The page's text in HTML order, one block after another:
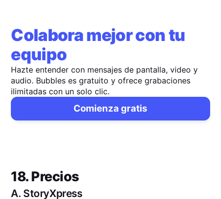
Colabora mejor con tu
equipo
Hazte entender con mensajes de pantalla, video y
audio. Bubbles es gratuito y ofrece grabaciones
ilimitadas con un solo clic.
Comienza gratis
18. Precios
A. StoryXpress